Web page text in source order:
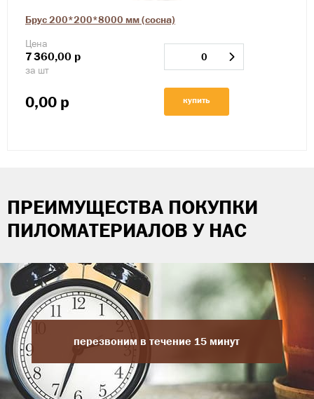
Брус 200*200*8000 мм (сосна)
Цена
7360,00 р
за шт
0,00 р купить
ПРЕИМУЩЕСТВА ПОКУПКИ
ПИЛОМАТЕРИАЛОВ У НАС
перезвоним в течение 15 минут